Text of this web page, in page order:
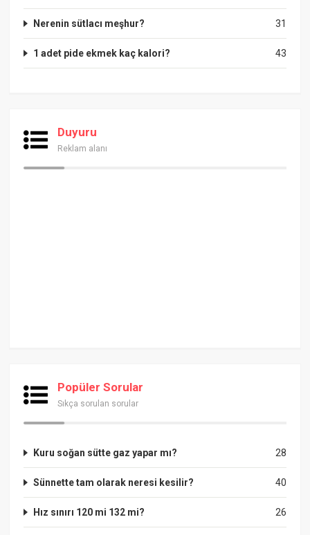
31
Nerenin sütlacı meşhur?
43
1 adet pide ekmek kaç kalori?
Duyuru
Reklam alanı
Popüler Sorular
Sıkça sorulan sorular
28
Kuru soğan sütte gaz yapar mı?
40
Sünnette tam olarak neresi kesilir?
26
Hız sınırı 120 mi 132 mi?